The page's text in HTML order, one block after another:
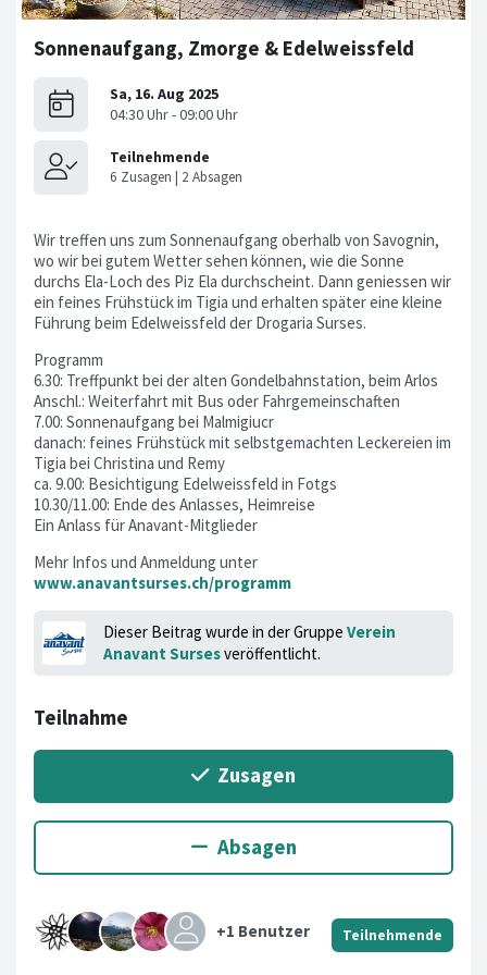
Sonnenaufgang, Zmorge & Edelweissfeld
Wir treffen uns zum Sonnenaufgang oberhalb von Savognin,
wo wir bei gutem Wetter sehen können, wie die Sonne
durchs Ela-Loch des Piz Ela durchscheint. Dann geniessen wir
ein feines Frühstück im Tigia und erhalten später eine kleine
Führung beim Edelweissfeld der Drogaria Surses.
‍Programm
6.30: Treffpunkt bei der alten Gondelbahnstation, beim Arlos
Anschl.: Weiterfahrt mit Bus oder Fahrgemeinschaften
7.00: Sonnenaufgang bei Malmigiucr
danach: feines Frühstück mit selbstgemachten Leckereien im
Tigia bei Christina und Remy
ca. 9.00: Besichtigung Edelweissfeld in Fotgs
10.30/11.00: Ende des Anlasses, Heimreise
Ein Anlass für Anavant-Mitglieder
Mehr Infos und Anmeldung unter
www.anavantsurses.ch/programm
Dieser Beitrag wurde in der Gruppe Verein
Anavant Sursesveröffentlicht.